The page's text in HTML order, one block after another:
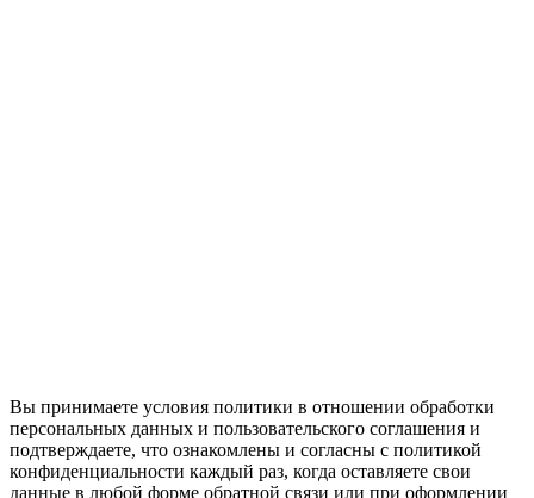
Вы принимаете условия политики в отношении обработки
персональных данных и пользовательского соглашения и
подтверждаете, что ознакомлены и согласны с политикой
конфиденциальности каждый раз, когда оставляете свои
данные в любой форме обратной связи или при оформлении